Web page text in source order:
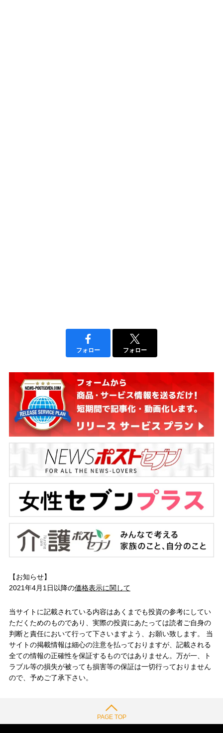
フォロー フォロー
【お知らせ】
2021年4月1日以降の価格表示に関して
当サイトに記載されている内容はあくまでも投資の参考にしてい
ただくためのものであり、実際の投資にあたっては読者ご自身の
判断と責任において行って下さいますよう、お願い致します。 当
サイトの掲載情報は細心の注意を払っておりますが、記載される
全ての情報の正確性を保証するものではありません。万が一、ト
ラブル等の損失が被っても損害等の保証は一切行っておりません
ので、予めご了承下さい。
PAGE TOP